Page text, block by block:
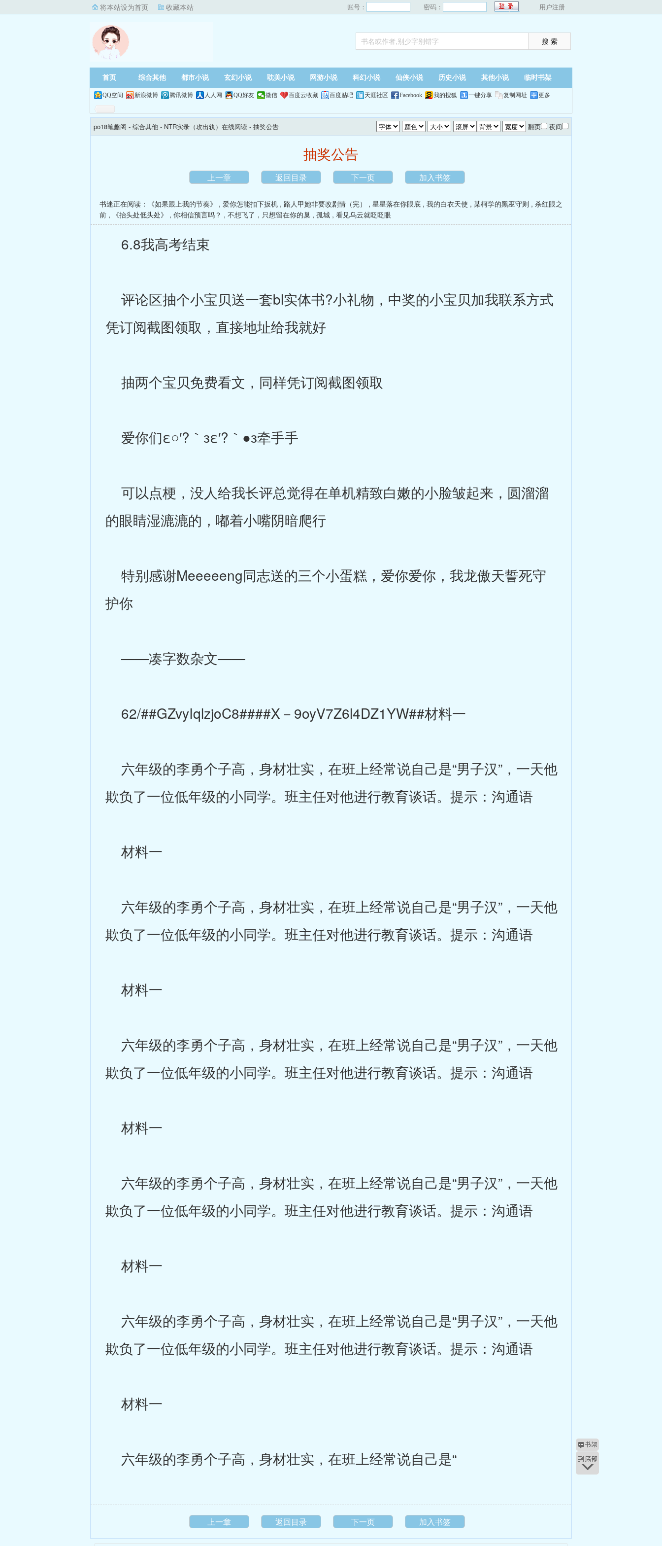
将本站设为首页 收藏本站 账号： 密码： 用户注册
首页 综合其他 都市小说 玄幻小说 耽美小说 网游小说 科幻小说 仙侠小说 历史小说 其他小说 临时书架
QQ空间 新浪微博 腾讯微博 人人网 QQ好友 微信 百度云收藏 百度贴吧 天涯社区 Facebook 我的搜狐 一键分享 复制网址 更多
po18笔趣阁 - 综合其他 - NTR实录（攻出轨）在线阅读 - 抽奖公告 翻页 夜间
抽奖公告
上一章 返回目录 下一页 加入书签
书迷正在阅读： 《如果跟上我的节奏》 , 爱你怎能扣下扳机 , 路人甲她非要改剧情（完） , 星星落在你眼底 , 我的白衣天使 , 某柯学的黑巫守则 , 杀红眼之
前 , 《抬头处低头处》 , 你相信预言吗？ , 不想飞了，只想留在你的巢 , 孤城 , 看见乌云就眨眨眼
6.8我高考结束
评论区抽个小宝贝送一套bl实体书?小礼物，中奖的小宝贝加我联系方式
凭订阅截图领取，直接地址给我就好
抽两个宝贝免费看文，同样凭订阅截图领取
爱你们ε○′?｀зε′?｀●з牵手手
可以点梗，没人给我长评总觉得在单机精致白嫩的小脸皱起来，圆溜溜
的眼睛湿漉漉的，嘟着小嘴阴暗爬行
特别感谢Meeeeeng同志送的三个小蛋糕，爱你爱你，我龙傲天誓死守
护你
——凑字数杂文——
62/##GZvyIqlzjoC8####X－9oyV7Z6l4DZ1YW##材料一
六年级的李勇个子高，身材壮实，在班上经常说自己是“男子汉”，一天他
欺负了一位低年级的小同学。班主任对他进行教育谈话。提示：沟通语
材料一
六年级的李勇个子高，身材壮实，在班上经常说自己是“男子汉”，一天他
欺负了一位低年级的小同学。班主任对他进行教育谈话。提示：沟通语
材料一
六年级的李勇个子高，身材壮实，在班上经常说自己是“男子汉”，一天他
欺负了一位低年级的小同学。班主任对他进行教育谈话。提示：沟通语
材料一
六年级的李勇个子高，身材壮实，在班上经常说自己是“男子汉”，一天他
欺负了一位低年级的小同学。班主任对他进行教育谈话。提示：沟通语
材料一
六年级的李勇个子高，身材壮实，在班上经常说自己是“男子汉”，一天他
欺负了一位低年级的小同学。班主任对他进行教育谈话。提示：沟通语
材料一
六年级的李勇个子高，身材壮实，在班上经常说自己是“
上一章 返回目录 下一页 加入书签